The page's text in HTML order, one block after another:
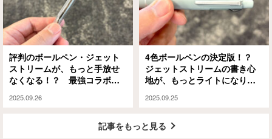
評判のボールペン・ジェット
ストリームが、もっと手放せ
なくなる！？ 最強コラボモ
2025.09.26
4色ボールペンの決定版！？
ジェットストリームの書き心
地が、もっとライトになりま
2025.09.25
記事をもっと見る